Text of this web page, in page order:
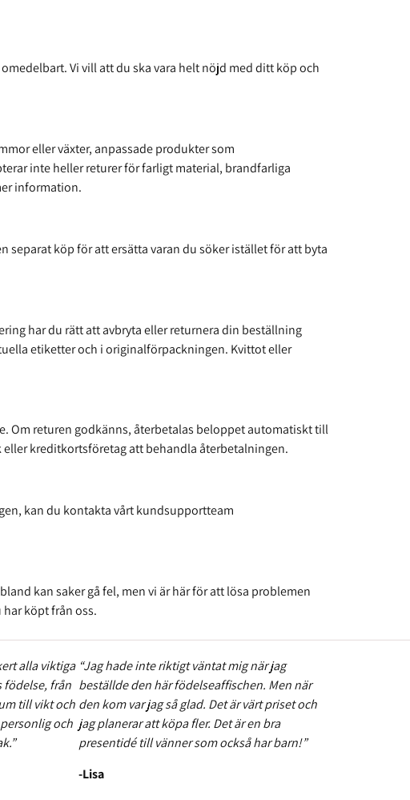
Vi vill att du ska vara helt nöjd med ditt köp och
eller växter, anpassade produkter som
inte heller returer för farligt material, brandfarliga
information.
separat köp för att ersätta varan du söker istället för att byta
har du rätt att avbryta eller returnera din beställning
etiketter och i originalförpackningen. Kvittot eller
Om returen godkänns, återbetalas beloppet automatiskt till
kreditkortsföretag att behandla återbetalningen.
kan du kontakta vårt kundsupportteam
kan saker gå fel, men vi är här för att lösa problemen
köpt från oss.
alla viktiga
födelse, från
till vikt och
och
“Jag hade inte riktigt väntat mig när jag
beställde den här födelseaffischen. Men när
den kom var jag så glad. Det är värt priset och
jag planerar att köpa fler. Det är en bra
presentidé till vänner som också har barn!”
-Lisa